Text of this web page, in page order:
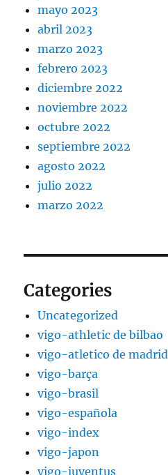
mayo 2023
abril 2023
marzo 2023
febrero 2023
diciembre 2022
noviembre 2022
octubre 2022
septiembre 2022
agosto 2022
julio 2022
marzo 2022
Categories
Uncategorized
vigo-athletic de bilbao
vigo-atletico de madrid
vigo-barça
vigo-brasil
vigo-española
vigo-index
vigo-japon
vigo-juventus